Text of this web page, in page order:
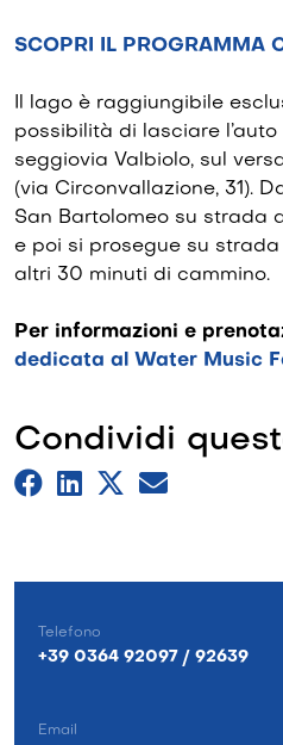
SCOPRI IL PROGRAMMA
Il lago è raggiungibile
possibilità di lasciare
seggiovia Valbiolo, sul
(via Circonvallazione, 31).
San Bartolomeo su strada
e poi si prosegue su
altri 30 minuti di cammino.
Per informazioni e
dedicata al Water Music
Condividi
Telefono
+39 0364 92097 / 92639
Email